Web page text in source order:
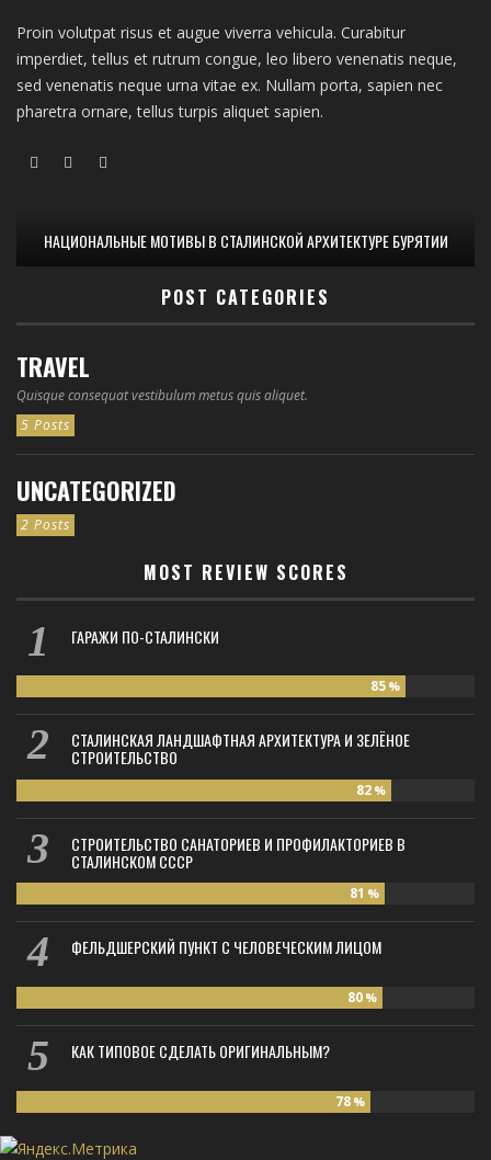
Proin volutpat risus et augue viverra vehicula. Curabitur
imperdiet, tellus et rutrum congue, leo libero venenatis neque,
sed venenatis neque urna vitae ex. Nullam porta, sapien nec
pharetra ornare, tellus turpis aliquet sapien.
НАЦИОНАЛЬНЫЕ МОТИВЫ В СТАЛИНСКОЙ АРХИТЕКТУРЕ БУРЯТИИ
POST CATEGORIES
TRAVEL
Quisque consequat vestibulum metus quis aliquet.
5 Posts
UNCATEGORIZED
2 Posts
MOST REVIEW SCORES
ГАРАЖИ ПО-СТАЛИНСКИ
85 %
СТАЛИНСКАЯ ЛАНДШАФТНАЯ АРХИТЕКТУРА И ЗЕЛЁНОЕ
СТРОИТЕЛЬСТВО
82 %
СТРОИТЕЛЬСТВО САНАТОРИЕВ И ПРОФИЛАКТОРИЕВ В
СТАЛИНСКОМ СССР
81 %
ФЕЛЬДШЕРСКИЙ ПУНКТ С ЧЕЛОВЕЧЕСКИМ ЛИЦОМ
80 %
КАК ТИПОВОЕ СДЕЛАТЬ ОРИГИНАЛЬНЫМ?
78 %